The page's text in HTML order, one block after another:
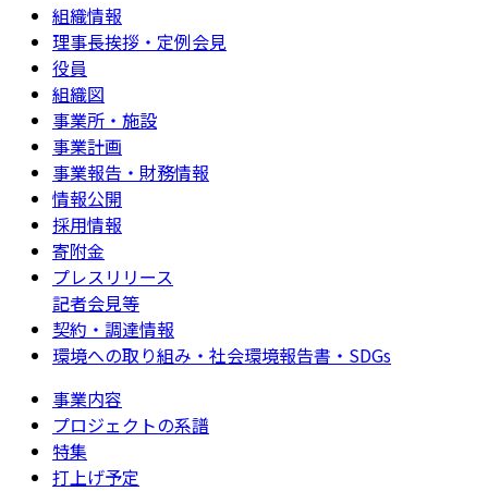
組織情報
理事長挨拶・定例会見
役員
組織図
事業所・施設
事業計画
事業報告・財務情報
情報公開
採用情報
寄附金
プレスリリース
記者会見等
契約・調達情報
環境への取り組み・社会環境報告書・SDGs
事業内容
プロジェクトの系譜
特集
打上げ予定